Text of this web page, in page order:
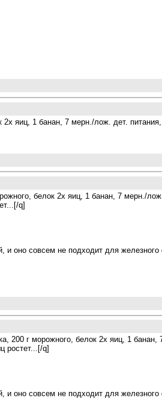
яиц, 1 банан, 7 мерн./лож. дет.
белок 2х яиц, 1 банан, 7 мерн./
q]
и оно совсем не подходит для
200 г морожного, белок 2х яиц, 1
ростет...[/q]
и оно совсем не подходит для